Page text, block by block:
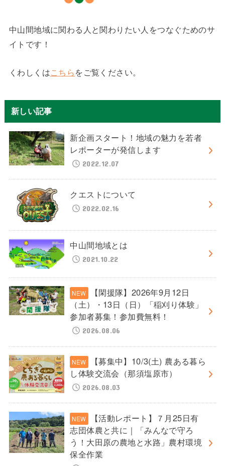
中山間地域に関わる人と関わりたい人をつなぐためのサ
イトです！
くわしくはこちらをご覧ください。
新しい記事
新企画スタート！地域の魅力を若者
レポーターが発信します
2022.12.07
クエストについて
2022.02.16
中山間地域とは
2021.10.22
【閑援隊】2026年9月12日
（土）・13日（日）「稲刈り体験」
参加者募集！参加費無料！
2026.08.06
【募集中】10/3(土) 農ある暮ら
し体験交流会（那須塩原市）
2026.08.03
【活動レポート】７月25日有
志団体農と共に｜「みんなで守ろ
う！大田原の農地と水路」農村環境
保全作業